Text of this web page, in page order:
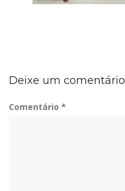
Deixe um comentário
Comentário *